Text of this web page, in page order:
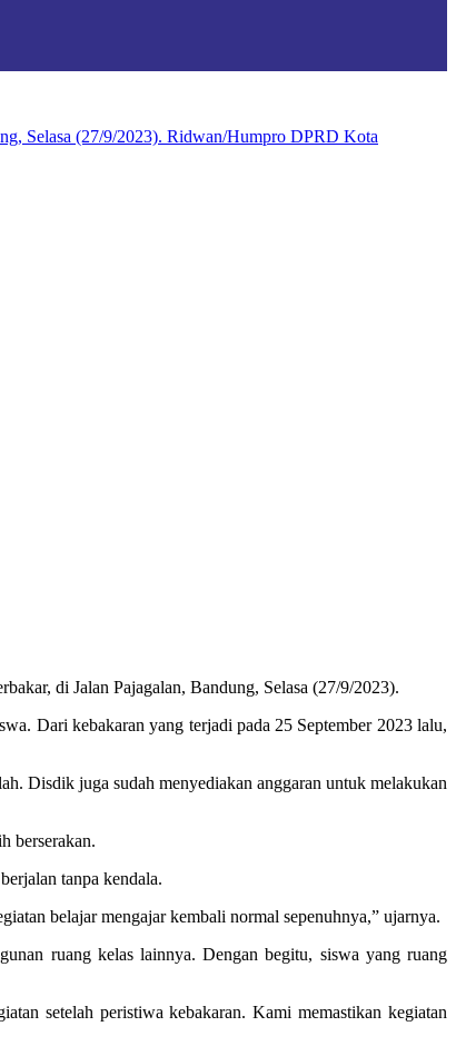
Selasa (27/9/2023). Ridwan/Humpro DPRD Kota
di Jalan Pajagalan, Bandung, Selasa (27/9/2023).
Dari kebakaran yang terjadi pada 25 September 2023 lalu,
Disdik juga sudah menyediakan anggaran untuk melakukan
berserakan.
tanpa kendala.
belajar mengajar kembali normal sepenuhnya,” ujarnya.
ruang kelas lainnya. Dengan begitu, siswa yang ruang
setelah peristiwa kebakaran. Kami memastikan kegiatan